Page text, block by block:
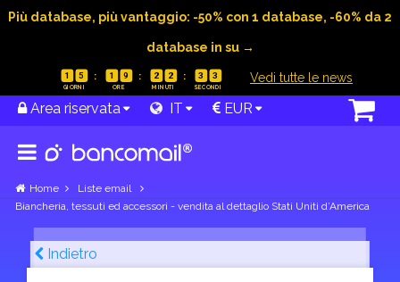
Più database, più vantaggio: -50% con 1 database, -60% da 2
database in su →
1 5 1 9 2 2 3 2 Vedi tutte le news
Area riservata IT EUR
Home
Liste email
Biancheria, tessuti ed accessori - vendita al dettaglio Stati Uniti d’America
Indietro